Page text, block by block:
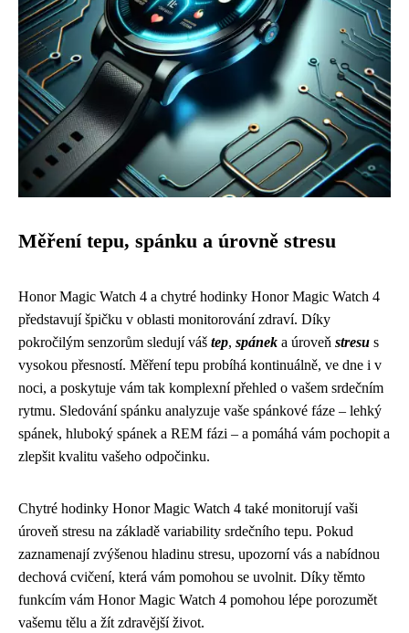
Měření tepu, spánku a úrovně stresu
Honor Magic Watch 4 a chytré hodinky Honor Magic Watch 4
představují špičku v oblasti monitorování zdraví. Díky
pokročilým senzorům sledují váš tep, spánek a úroveň stresu s
vysokou přesností. Měření tepu probíhá kontinuálně, ve dne i v
noci, a poskytuje vám tak komplexní přehled o vašem srdečním
rytmu. Sledování spánku analyzuje vaše spánkové fáze – lehký
spánek, hluboký spánek a REM fázi – a pomáhá vám pochopit a
zlepšit kvalitu vašeho odpočinku.
Chytré hodinky Honor Magic Watch 4 také monitorují vaši
úroveň stresu na základě variability srdečního tepu. Pokud
zaznamenají zvýšenou hladinu stresu, upozorní vás a nabídnou
dechová cvičení, která vám pomohou se uvolnit. Díky těmto
funkcím vám Honor Magic Watch 4 pomohou lépe porozumět
vašemu tělu a žít zdravější život.